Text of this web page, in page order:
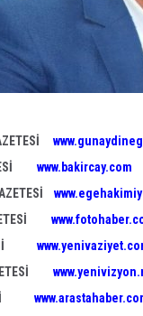
www.bakircay.com